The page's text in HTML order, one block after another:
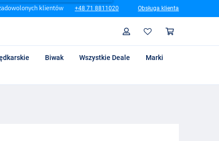
klientów +48 71 8811020 Obsługa klienta
Profil
Biwak Wszystkie Deale
Marki